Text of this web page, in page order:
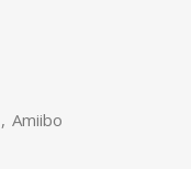
, Amiibo